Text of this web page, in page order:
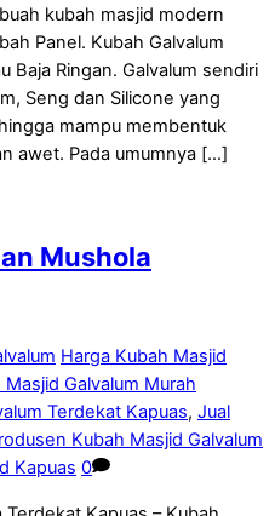
kubah masjid modern
Panel. Kubah Galvalum
Baja Ringan. Galvalum sendiri
Seng dan Silicone yang
mampu membentuk
awet. Pada umumnya […]
Mushola
Harga Kubah Masjid
Galvalum Murah
Terdekat Kapuas, Jual
Kubah Masjid Galvalum
Kapuas 0